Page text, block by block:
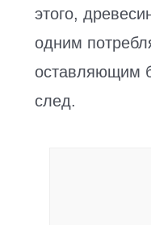
этого,
одним
оставляющим
след.